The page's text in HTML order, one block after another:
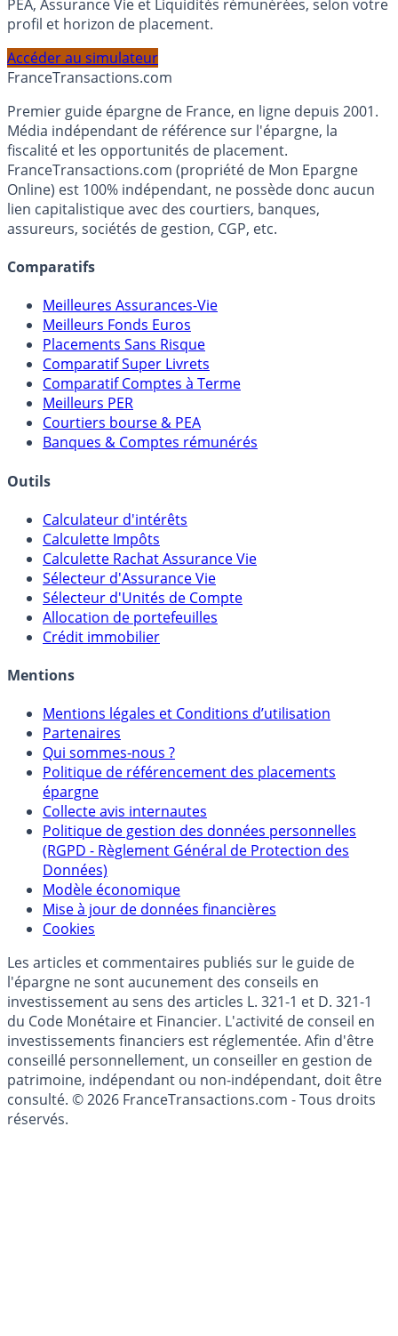
Calculez la répartition théorique de votre capital entre
PEA, Assurance Vie et Liquidités rémunérées, selon votre
profil et horizon de placement.
Accéder au simulateur
FranceTransactions.com
Premier guide épargne de France, en ligne depuis 2001.
Média indépendant de référence sur l'épargne, la
fiscalité et les opportunités de placement.
FranceTransactions.com (propriété de Mon Epargne
Online) est 100% indépendant, ne possède donc aucun
lien capitalistique avec des courtiers, banques,
Meilleures Assurances-Vie
Meilleurs Fonds Euros
Placements Sans Risque
Comparatif Super Livrets
Comparatif Comptes à Terme
Meilleurs PER
Courtiers bourse & PEA
Calculateur d'intérêts
Calculette Impôts
Calculette Rachat Assurance Vie
Sélecteur d'Assurance Vie
Sélecteur d'Unités de Compte
Allocation de portefeuilles
Mentions légales et Conditions d’utilisation
Partenaires
Qui sommes-nous ?
Politique de référencement des placements
épargne
Collecte avis internautes
Politique de gestion des données personnelles
(RGPD - Règlement Général de Protection des
Données)
Modèle économique
Mise à jour de données financières
Cookies
Les articles et commentaires publiés sur le guide de
l'épargne ne sont aucunement des conseils en
investissement au sens des articles L. 321-1 et D. 321-1
du Code Monétaire et Financier. L'activité de conseil en
investissements financiers est réglementée. Afin d'être
conseillé personnellement, un conseiller en gestion de
patrimoine, indépendant ou non-indépendant, doit être
consulté. © 2026 FranceTransactions.com - Tous droits